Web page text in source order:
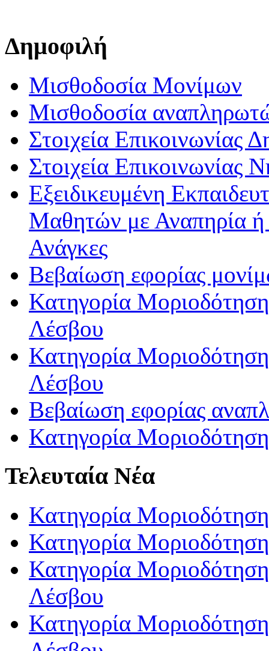
Δημοφιλή
Μισθοδοσία Μονίμων
Μισθοδοσία
Στοιχεία Επικοινωνίας
Στοιχεία Επικοινωνίας
Εξειδικευμένη
Μαθητών με Αναπηρία ή /
Ανάγκες
Βεβαίωση εφορίας
Κατηγορία
Λέσβου
Κατηγορία
Λέσβου
Βεβαίωση εφορίας
Κατηγορία
Τελευταία Νέα
Κατηγορία
Κατηγορία
Κατηγορία
Λέσβου
Κατηγορία